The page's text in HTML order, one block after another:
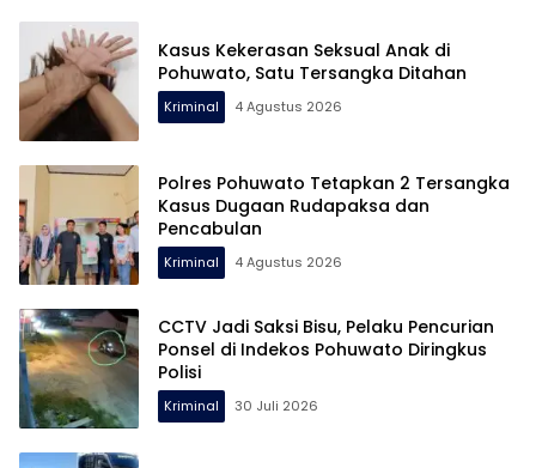
Kasus Kekerasan Seksual Anak di
Pohuwato, Satu Tersangka Ditahan
Kriminal 4 Agustus 2026
Polres Pohuwato Tetapkan 2 Tersangka
Kasus Dugaan Rudapaksa dan
Pencabulan
Kriminal 4 Agustus 2026
CCTV Jadi Saksi Bisu, Pelaku Pencurian
Ponsel di Indekos Pohuwato Diringkus
Polisi
Kriminal 30 Juli 2026